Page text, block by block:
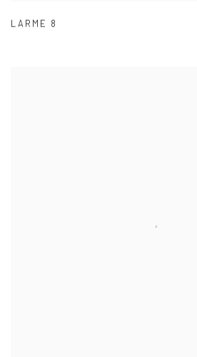
LARME 8